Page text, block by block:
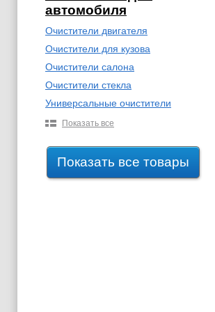
автомобиля
Очистители двигателя
Очистители для кузова
Очистители салона
Очистители стекла
Универсальные очистители
Показать все
Показать все товары